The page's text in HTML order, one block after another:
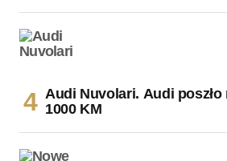
Audi Nuvolari. Audi poszło
1000 KM